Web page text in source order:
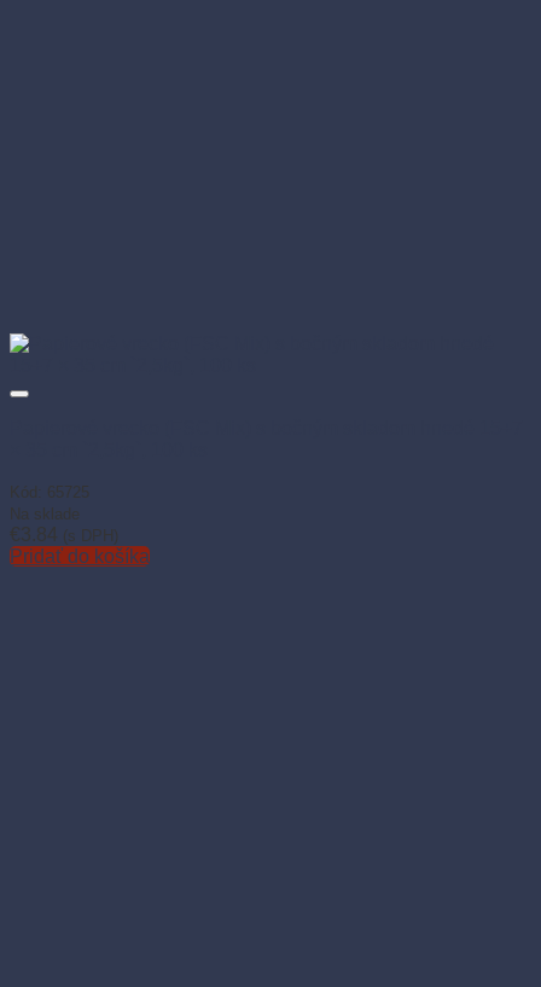
Kód: 65725
Na sklade
€3.84 (s DPH)
Pridať do košíka